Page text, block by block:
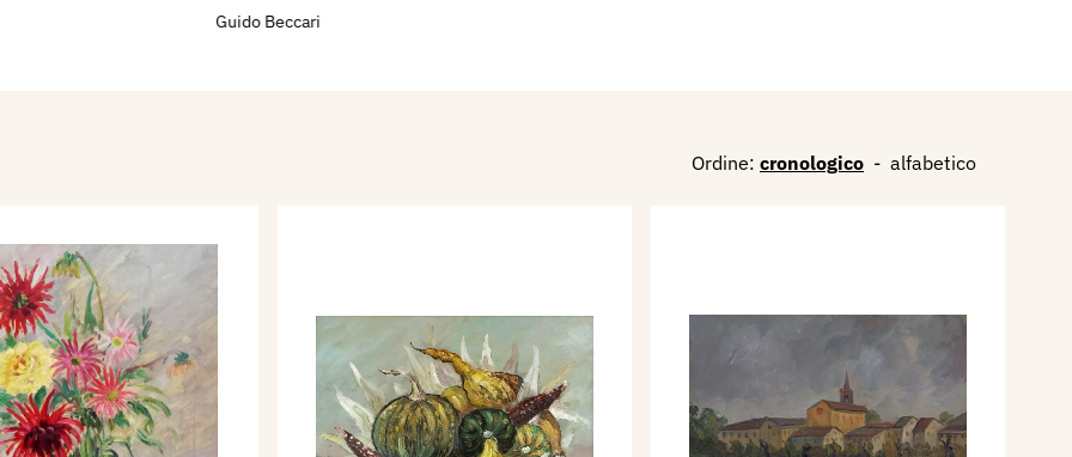
di Mantova.
culur
l’udur.
strada
Guido Beccari
Ordine: cronologico - alfabetico